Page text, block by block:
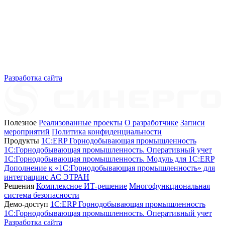
Разработка сайта
Полезное Реализованные проекты О разработчике Записи
мероприятий Политика конфиденциальности
Продукты 1C:ERP Горнодобывающая промышленность
1C:Горнодобывающая промышленность. Оперативный учет
1C:Горнодобывающая промышленность. Модуль для 1С:ERP
Дополнение к «1С:Горнодобывающая промышленность» для
интеграциис АС ЭТРАН
Решения Комплексное ИТ-решение Многофункциональная
система безопасности
Демо-доступ 1С:ERP Горнодобывающая промышленность
1С:Горнодобывающая промышленность. Оперативный учет
Разработка сайта